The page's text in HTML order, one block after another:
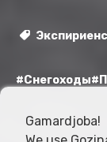
Экспириенс
#Снегоходы
Gamardjoba!